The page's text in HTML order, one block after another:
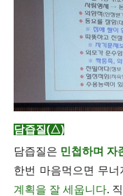
담즙질(△)
담즙질은 민첩하며 자
한번 마음먹으면 무너
계획을 잘 세웁니다.